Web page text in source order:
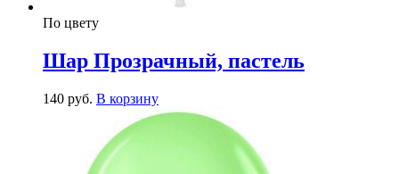
По цвету
Шар Прозрачный, пастель
140 руб. В корзину